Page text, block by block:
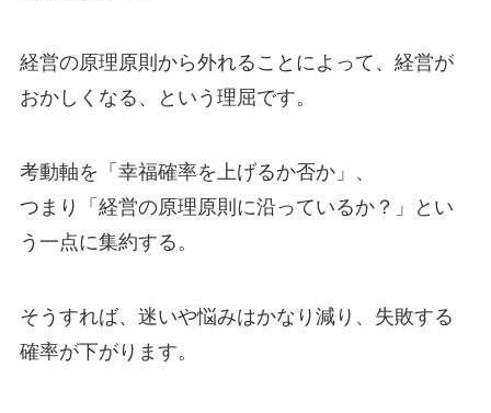
経営の原理原則から外れることによって、経営が
おかしくなる、という理屈です。
考動軸を「幸福確率を上げるか否か」、
つまり「経営の原理原則に沿っているか？」とい
う一点に集約する。
そうすれば、迷いや悩みはかなり減り、失敗する
確率が下がります。